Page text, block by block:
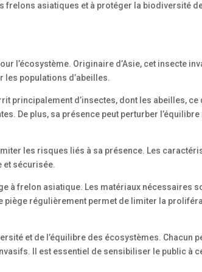
frelons asiatiques et à protéger la biodiversité
l’écosystème. Originaire d’Asie, cet insecte
populations d’abeilles.
principalement d’insectes, dont les abeilles, ce
De plus, sa présence peut perturber l’équilibre
les risques liés à sa présence. Les
et sécurisée.
à frelon asiatique. Les matériaux nécessaires
piège régulièrement permet de limiter la
et de l’équilibre des écosystèmes. Chacun
Il est essentiel de sensibiliser le public à